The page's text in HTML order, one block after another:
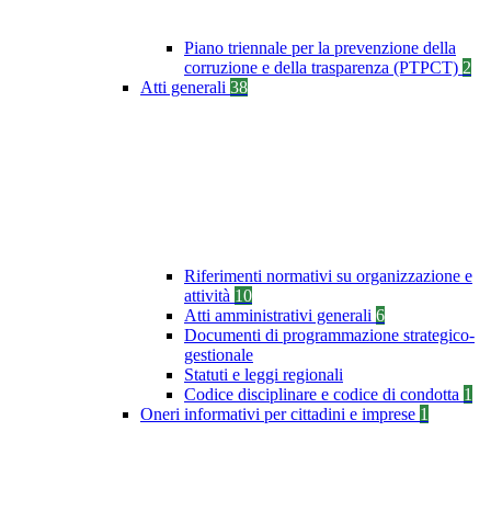
Piano triennale per la prevenzione della
corruzione e della trasparenza (PTPCT) 2
Atti generali 38
Riferimenti normativi su organizzazione e
attività 10
Atti amministrativi generali 6
Documenti di programmazione strategico-
gestionale
Statuti e leggi regionali
Codice disciplinare e codice di condotta 1
Oneri informativi per cittadini e imprese 1